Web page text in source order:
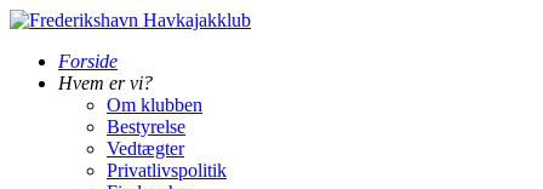
Forside
Hvem er vi?
Om klubben
Bestyrelse
Vedtægter
Privatlivspolitik